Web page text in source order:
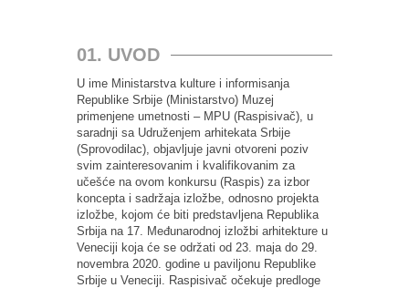
01. UVOD
U ime Ministarstva kulture i informisanja
Republike Srbije (Ministarstvo) Muzej
primenjene umetnosti – MPU (Raspisivač), u
saradnji sa Udruženjem arhitekata Srbije
(Sprovodilac), objavljuje javni otvoreni poziv
svim zainteresovanim i kvalifikovanim za
učešće na ovom konkursu (Raspis) za izbor
koncepta i sadržaja izložbe, odnosno projekta
izložbe, kojom će biti predstavljena Republika
Srbija na 17. Međunarodnoj izložbi arhitekture u
Veneciji koja će se održati od 23. maja do 29.
novembra 2020. godine u paviljonu Republike
Srbije u Veneciji. Raspisivač očekuje predloge